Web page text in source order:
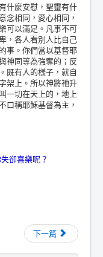
麼安慰，聖靈有什
念相同，愛心相同，
可以滿足。凡事不可
，各人看別人比自己
事。你們當以基督耶
神同等為強奪的；反
既有人的樣子，就自
架上。所以神將祂升
一切在天上的，地上
口稱耶穌基督為主，
卻喜樂呢？
下一篇